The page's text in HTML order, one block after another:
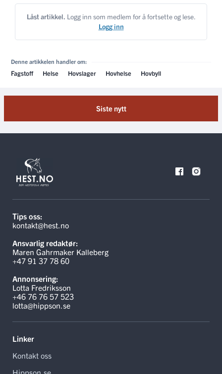
Låst artikkel. Logg inn som medlem for å fortsette og lese.
Logg inn
Denne artikkelen handler om:
Fagstoff Helse Hovslager Hovhelse Hovbyll
Siste nytt
Tips oss:
kontakt@hest.no
Ansvarlig redaktør:
Maren Gahrmaker Kalleberg
+47 91 37 78 60
Annonsering:
Lotta Fredriksson
+46 76 76 57 523
lotta@hippson.se
Linker
Kontakt oss
Hippson.se